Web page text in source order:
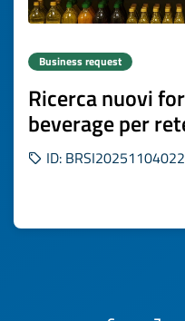
Business request
Ricerca nuovi
beverage per
ID: BRSI20251104022